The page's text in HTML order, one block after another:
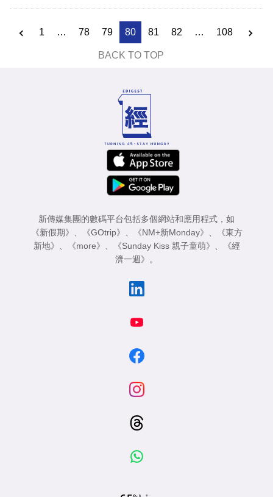
1 … 78 79 80 81 82 … 108
BACK TO TOP
新傳媒集團的數碼平台包括多個網站和應用程式，如
《新假期》 、 《GOtrip》 、 《NM+新Monday》 、
《東方
新地》 、 《more》 、 《Sunday Kiss 親子童萌》 、
《經
濟一週》 。